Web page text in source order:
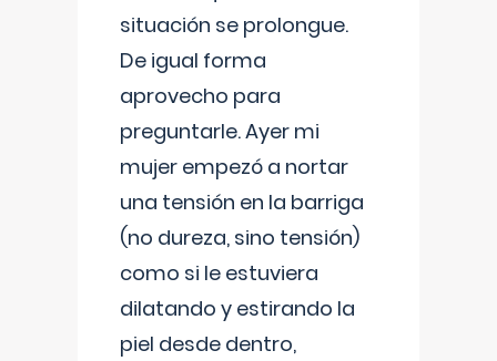
situación se prolongue.
De igual forma
aprovecho para
preguntarle. Ayer mi
mujer empezó a nortar
una tensión en la barriga
(no dureza, sino tensión)
como si le estuviera
dilatando y estirando la
piel desde dentro,